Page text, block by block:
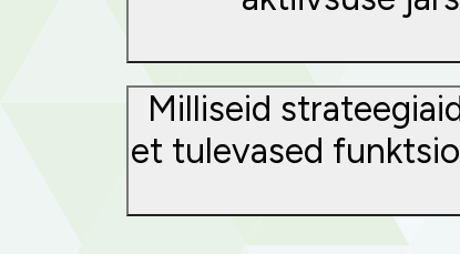
Milliseid
et tulevased